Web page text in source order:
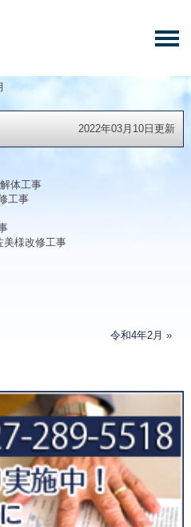
2022年03月10日更新
体工事
工事
様改修工事
令和4年2月 »